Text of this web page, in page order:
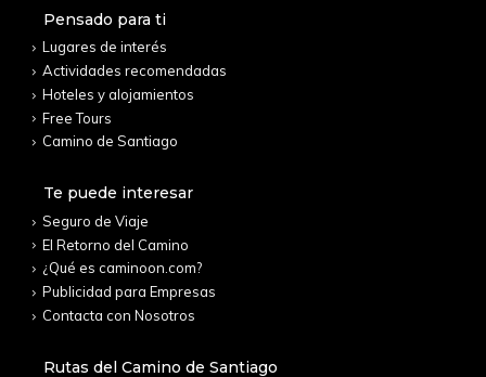
Pensado para ti
Lugares de interés
Actividades recomendadas
Hoteles y alojamientos
Free Tours
Camino de Santiago
Te puede interesar
Seguro de Viaje
El Retorno del Camino
¿Qué es caminoon.com?
Publicidad para Empresas
Contacta con Nosotros
Rutas del Camino de Santiago